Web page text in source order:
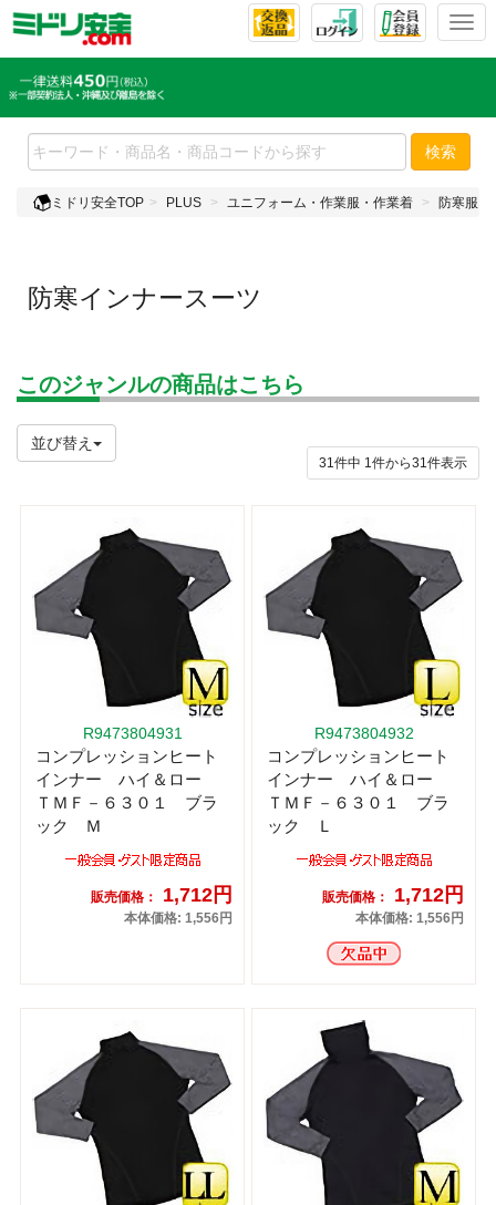
T
l
e
n
v
検索
ミドリ安全TOP PLUS ユニフォーム・作業服・作業着 防寒服・
防寒インナースーツ
このジャンルの商品はこちら
並び替え
31件中 1 件から31 件表示
R9473804931
コンプレッションヒート
インナー ハイ＆ロー
ＴＭＦ－６３０１ ブラ
ック Ｍ
販売価格： 1,712円
本体価格: 1,556円
R9473804932
コンプレッションヒート
インナー ハイ＆ロー
ＴＭＦ－６３０１ ブラ
ック Ｌ
販売価格： 1,712円
本体価格: 1,556円